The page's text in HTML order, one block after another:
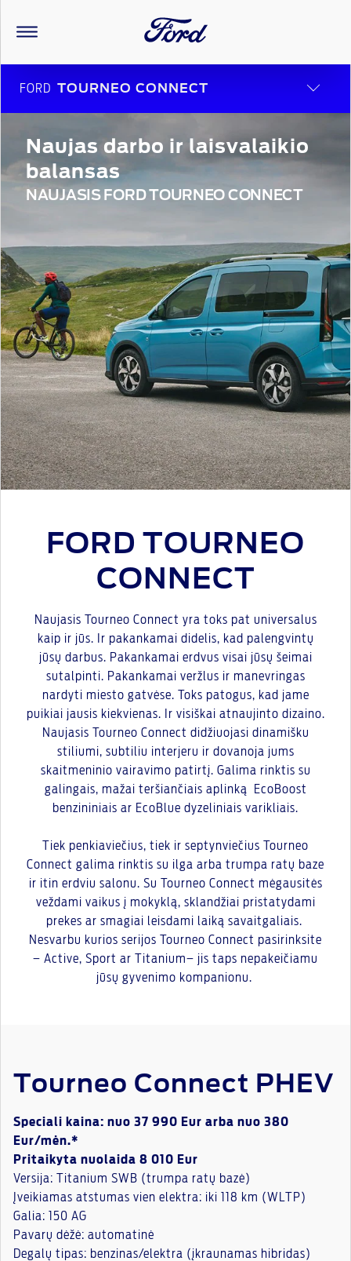
FORD TOURNEO CONNECT
Naujas darbo ir laisvalaikio
balansas
NAUJASIS FORD TOURNEO CONNECT
FORD TOURNEO
CONNECT
Naujasis Tourneo Connect yra toks pat universalus
kaip ir jūs. Ir pakankamai didelis, kad palengvintų
jūsų darbus. Pakankamai erdvus visai jūsų šeimai
sutalpinti. Pakankamai veržlus ir manevringas
nardyti miesto gatvėse. Toks patogus, kad jame
puikiai jausis kiekvienas. Ir visiškai atnaujinto dizaino.
Naujasis Tourneo Connect didžiuojasi dinamišku
stiliumi, subtiliu interjeru ir dovanoja jums
skaitmeninio vairavimo patirtį. Galima rinktis su
galingais, mažai teršiančiais aplinką EcoBoost
benzininiais ar EcoBlue dyzeliniais varikliais.
Tiek penkiaviečius, tiek ir septynviečius Tourneo
Connect galima rinktis su ilga arba trumpa ratų baze
ir itin erdviu salonu. Su Tourneo Connect mėgausitės
veždami vaikus į mokyklą, sklandžiai pristatydami
prekes ar smagiai leisdami laiką savaitgaliais.
Nesvarbu kurios serijos Tourneo Connect pasirinksite
– Active, Sport ar Titanium– jis taps nepakeičiamu
jūsų gyvenimo kompanionu.
Tourneo Connect PHEV
Speciali kaina: nuo 37 990 Eur arba nuo 380
Eur/mėn.*
Pritaikyta nuolaida 8 010 Eur
Versija: Titanium SWB (trumpa ratų bazė)
Įveikiamas atstumas vien elektra: iki 118 km (WLTP)
Galia: 150 AG
Pavarų dėžė: automatinė
Degalų tipas: benzinas/elektra (įkraunamas hibridas)